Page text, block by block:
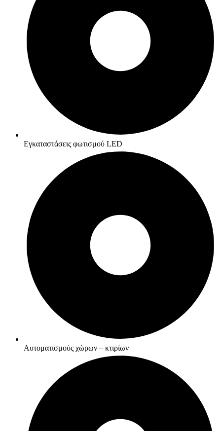
Εγκαταστάσεις φωτισμού LED
Αυτοματισμούς χώρων – κτιρίων